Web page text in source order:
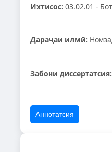
Ихтисос: 03.02.01 -
Дараҷаи илмӣ:
Забони диссертатсия:
Аннотатсия